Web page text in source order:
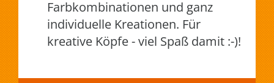
Farbkombinationen und ganz
individuelle Kreationen. Für
kreative Köpfe - viel Spaß damit :-)!